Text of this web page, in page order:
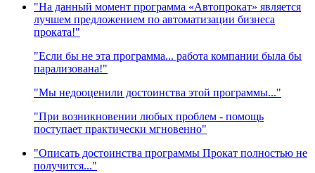
"На данный момент программа «Автопрокат» является
лучшем предложением по автоматизации бизнеса
проката!"
"Если бы не эта программа... работа компании была бы
парализована!"
"Мы недооценили достоинства этой программы..."
"При возникновении любых проблем - помощь
поступает практически мгновенно"
"Описать достоинства программы Прокат полностью не
получится..."